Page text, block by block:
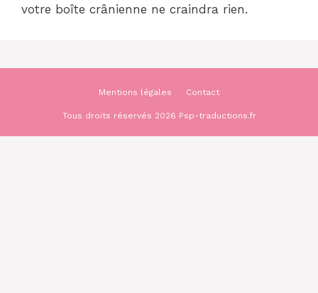
votre boîte crânienne ne craindra rien.
Mentions légales Contact
Tous droits réservés 2026 Psp-traductions.fr